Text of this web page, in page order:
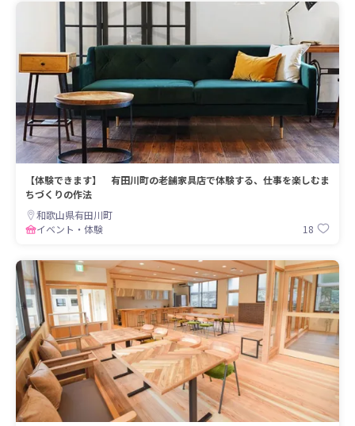
【体験できます】 有田川町の老舗家具店で体験する、仕事を楽しむま
ちづくりの作法
和歌山県有田川町
イベント・体験
18